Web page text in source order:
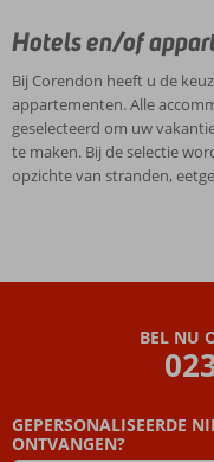
Hotels en/of
Bij Corendon heeft u de
appartementen. Alle
geselecteerd om uw
te maken. Bij de selectie
opzichte van stranden,
BEL NU
GEPERSONALISEERDE
ONTVANGEN?